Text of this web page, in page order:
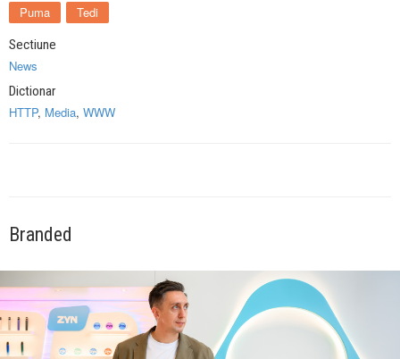
Puma Tedi
Sectiune
News
Dictionar
HTTP, Media, WWW
Branded